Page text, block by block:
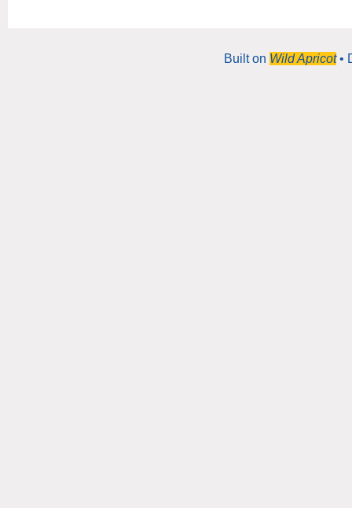
Built on Wild Apricot •